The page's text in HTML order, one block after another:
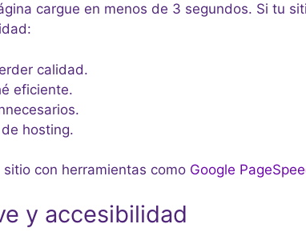
cargue en menos de 3 segundos. Si tu
calidad.
eficiente.
hosting.
con herramientas como Google
y accesibilidad